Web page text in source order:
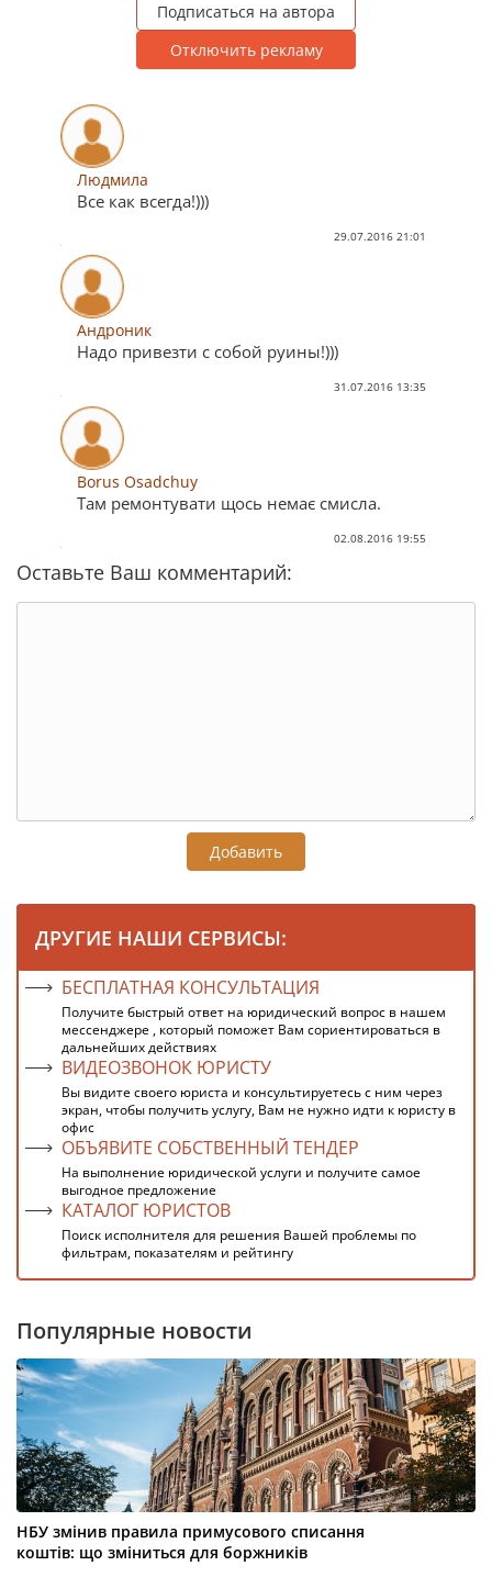
Подписаться на автора
Отключить рекламу
Людмила
Все как всегда!)))
29.07.2016 21:01
Андроник
Надо привезти с собой руины!)))
31.07.2016 13:35
Borus Osadchuy
Там ремонтувати щось немає смисла.
02.08.2016 19:55
Оставьте Ваш комментарий:
Добавить
ДРУГИЕ НАШИ СЕРВИСЫ:
БЕСПЛАТНАЯ КОНСУЛЬТАЦИЯ
Получите быстрый ответ на юридический вопрос в нашем
мессенджере , который поможет Вам сориентироваться в
дальнейших действиях
ВИДЕОЗВОНОК ЮРИСТУ
Вы видите своего юриста и консультируетесь с ним через
экран, чтобы получить услугу, Вам не нужно идти к юристу в
офис
ОБЪЯВИТЕ СОБСТВЕННЫЙ ТЕНДЕР
На выполнение юридической услуги и получите самое
выгодное предложение
КАТАЛОГ ЮРИСТОВ
Поиск исполнителя для решения Вашей проблемы по
фильтрам, показателям и рейтингу
Популярные новости
НБУ змінив правила примусового списання
коштів: що зміниться для боржників